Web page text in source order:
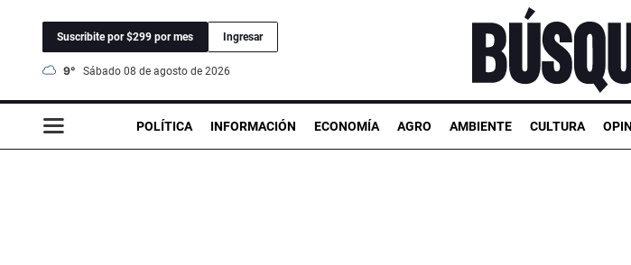
Suscribite por $299 por mes Ingresar
9° sábado 08 de agosto de 2026
POLÍTICA INFORMACIÓN ECONOMÍA AGRO AMBIENTE CULTURA